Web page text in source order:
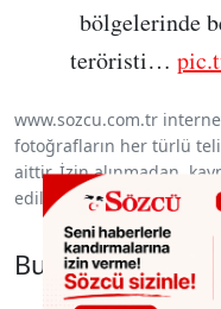
bölgelerinde
teröristi…
www.sozcu.com.tr
fotoğrafların her türlü
aittir. İzin alınmadan,
edilemez.
Bu habere